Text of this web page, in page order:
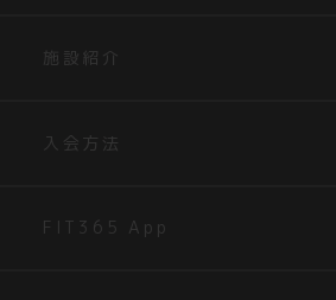
施設紹介
入会方法
FIT365 App